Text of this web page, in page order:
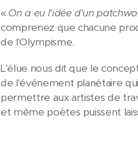
« On a eu l'idée d'un
comprenez que chacune
de l'Olympisme.
L'élue nous dit que le
de l'événement planétaire
permettre aux artistes de
et même poètes puissent